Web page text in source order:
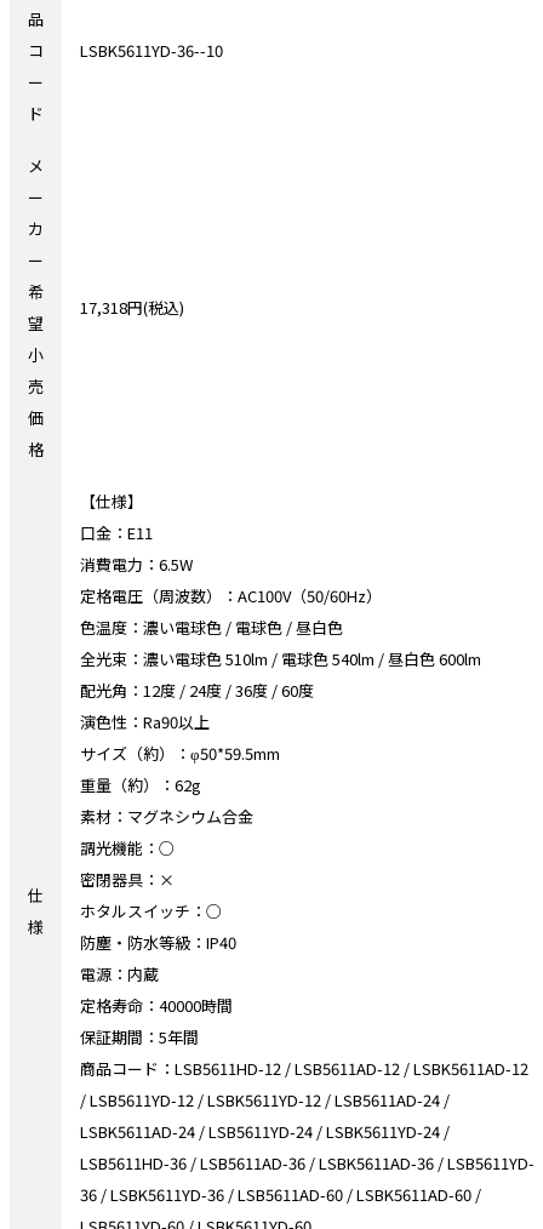
品
コ
ー
ド
LSBK5611YD-36--10
メ
ー
カ
ー
希
望
小
売
価
格
17,318円(税込)
仕
様
【仕様】
口金：E11
消費電力：6.5W
定格電圧（周波数）：AC100V（50/60Hz）
色温度：濃い電球色 / 電球色 / 昼白色
全光束：濃い電球色 510lm / 電球色 540lm / 昼白色 600lm
配光角：12度 / 24度 / 36度 / 60度
演色性：Ra90以上
サイズ（約）：φ50*59.5mm
重量（約）：62g
素材：マグネシウム合金
調光機能：○
密閉器具：×
ホタルスイッチ：○
防塵・防水等級：IP40
電源：内蔵
定格寿命：40000時間
保証期間：5年間
商品コード：LSB5611HD-12 / LSB5611AD-12 / LSBK5611AD-12
/ LSB5611YD-12 / LSBK5611YD-12 / LSB5611AD-24 /
LSBK5611AD-24 / LSB5611YD-24 / LSBK5611YD-24 /
LSB5611HD-36 / LSB5611AD-36 / LSBK5611AD-36 / LSB5611YD-
36 / LSBK5611YD-36 / LSB5611AD-60 / LSBK5611AD-60 /